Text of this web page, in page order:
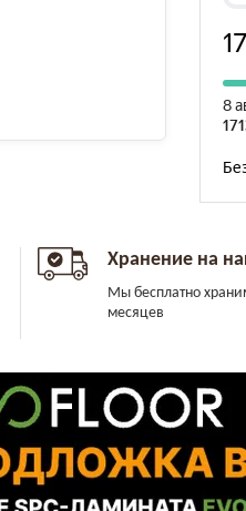
Хранение на
Мы бесплатно
месяцев